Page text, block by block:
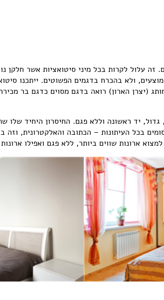
זה עלול לקרות בכל מיני סיטואציות אשר חלקן
ולא בהכרח בדגמים הפשוטים. ייתכנו
(יצרן הארון) רואה בדגם מסוים כדגם בר
יד ראשונה וללא פגם. החיסרון היחיד שלו
בכל העיתונות – הכתובה והאלקטרונית, וזה
ארונות שווים ביותר, ללא פגם ואפילו